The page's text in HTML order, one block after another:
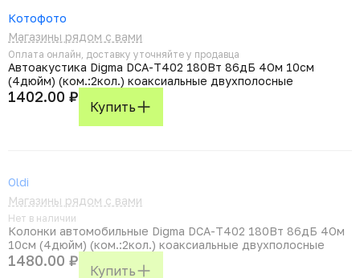
Котофото
Магазины рядом с вами
Оплата онлайн, доставку уточняйте у продавца
Автоакустика Digma DCA-T402 180Вт 86дБ 4Ом 10см
(4дюйм) (ком.:2кол.) коаксиальные двухполосные
1402.00 ₽
Купить
Oldi
Магазины рядом с вами
Нет в наличии
Колонки автомобильные Digma DCA-T402 180Вт 86дБ 4Ом
10см (4дюйм) (ком.:2кол.) коаксиальные двухполосные
1480.00 ₽
Купить